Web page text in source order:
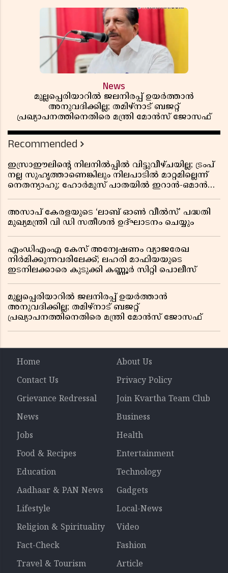
News
മുല്ലപ്പെരിയാറിൽ ജലനിരപ്പ് ഉയർത്താൻ
അനുവദിക്കില്ല; തമിഴ്നാട് ബജറ്റ്
പ്രഖ്യാപനത്തിനെതിരെ മന്ത്രി മോൻസ് ജോസഫ്
Recommended
ഇസ്രാഈലിന്റെ നിലനിൽപ്പിൽ വിട്ടുവീഴ്ചയില്ല; ട്രംപ്
നല്ല സുഹൃത്താണെങ്കിലും നിലപാടിൽ മാറ്റമില്ലെന്ന്
നെതന്യാഹു; ഹോർമുസ് പാതയിൽ ഇറാൻ-ഒമാൻ
അസാപ് കേരളയുടെ ‘ലാബ് ഓൺ വീൽസ്’ പദ്ധതി
മുഖ്യമന്ത്രി വി ഡി സതീശൻ ഉദ്ഘാടനം ചെയ്യും
എംഡിഎംഎ കേസ് അന്വേഷണം വ്യാജരേഖ
നിർമിക്കുന്നവരിലേക്ക്; ലഹരി മാഫിയയുടെ
ഇടനിലക്കാരെ കുടുക്കി കണ്ണൂർ സിറ്റി പൊലീസ്
മുല്ലപ്പെരിയാറിൽ ജലനിരപ്പ് ഉയർത്താൻ
അനുവദിക്കില്ല; തമിഴ്നാട് ബജറ്റ്
പ്രഖ്യാപനത്തിനെതിരെ മന്ത്രി മോൻസ് ജോസഫ്
Home
About Us
Contact Us
Privacy Policy
Grievance Redressal
Join Kvartha Team Club
News
Business
Jobs
Health
Food & Recipes
Entertainment
Education
Technology
Aadhaar & PAN News
Gadgets
Lifestyle
Local-News
Religion & Spirituality
Video
Fact-Check
Fashion
Travel & Tourism
Article